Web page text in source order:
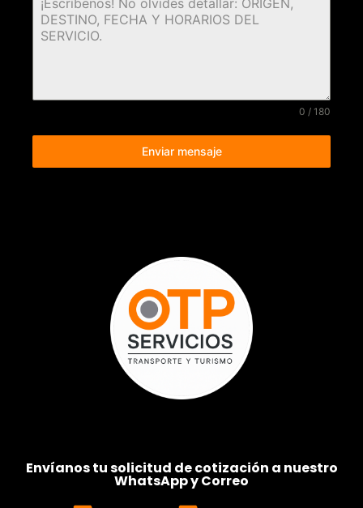
0 / 180
Enviar mensaje
Envíanos tu solicitud de cotización a nuestro
WhatsApp y Correo